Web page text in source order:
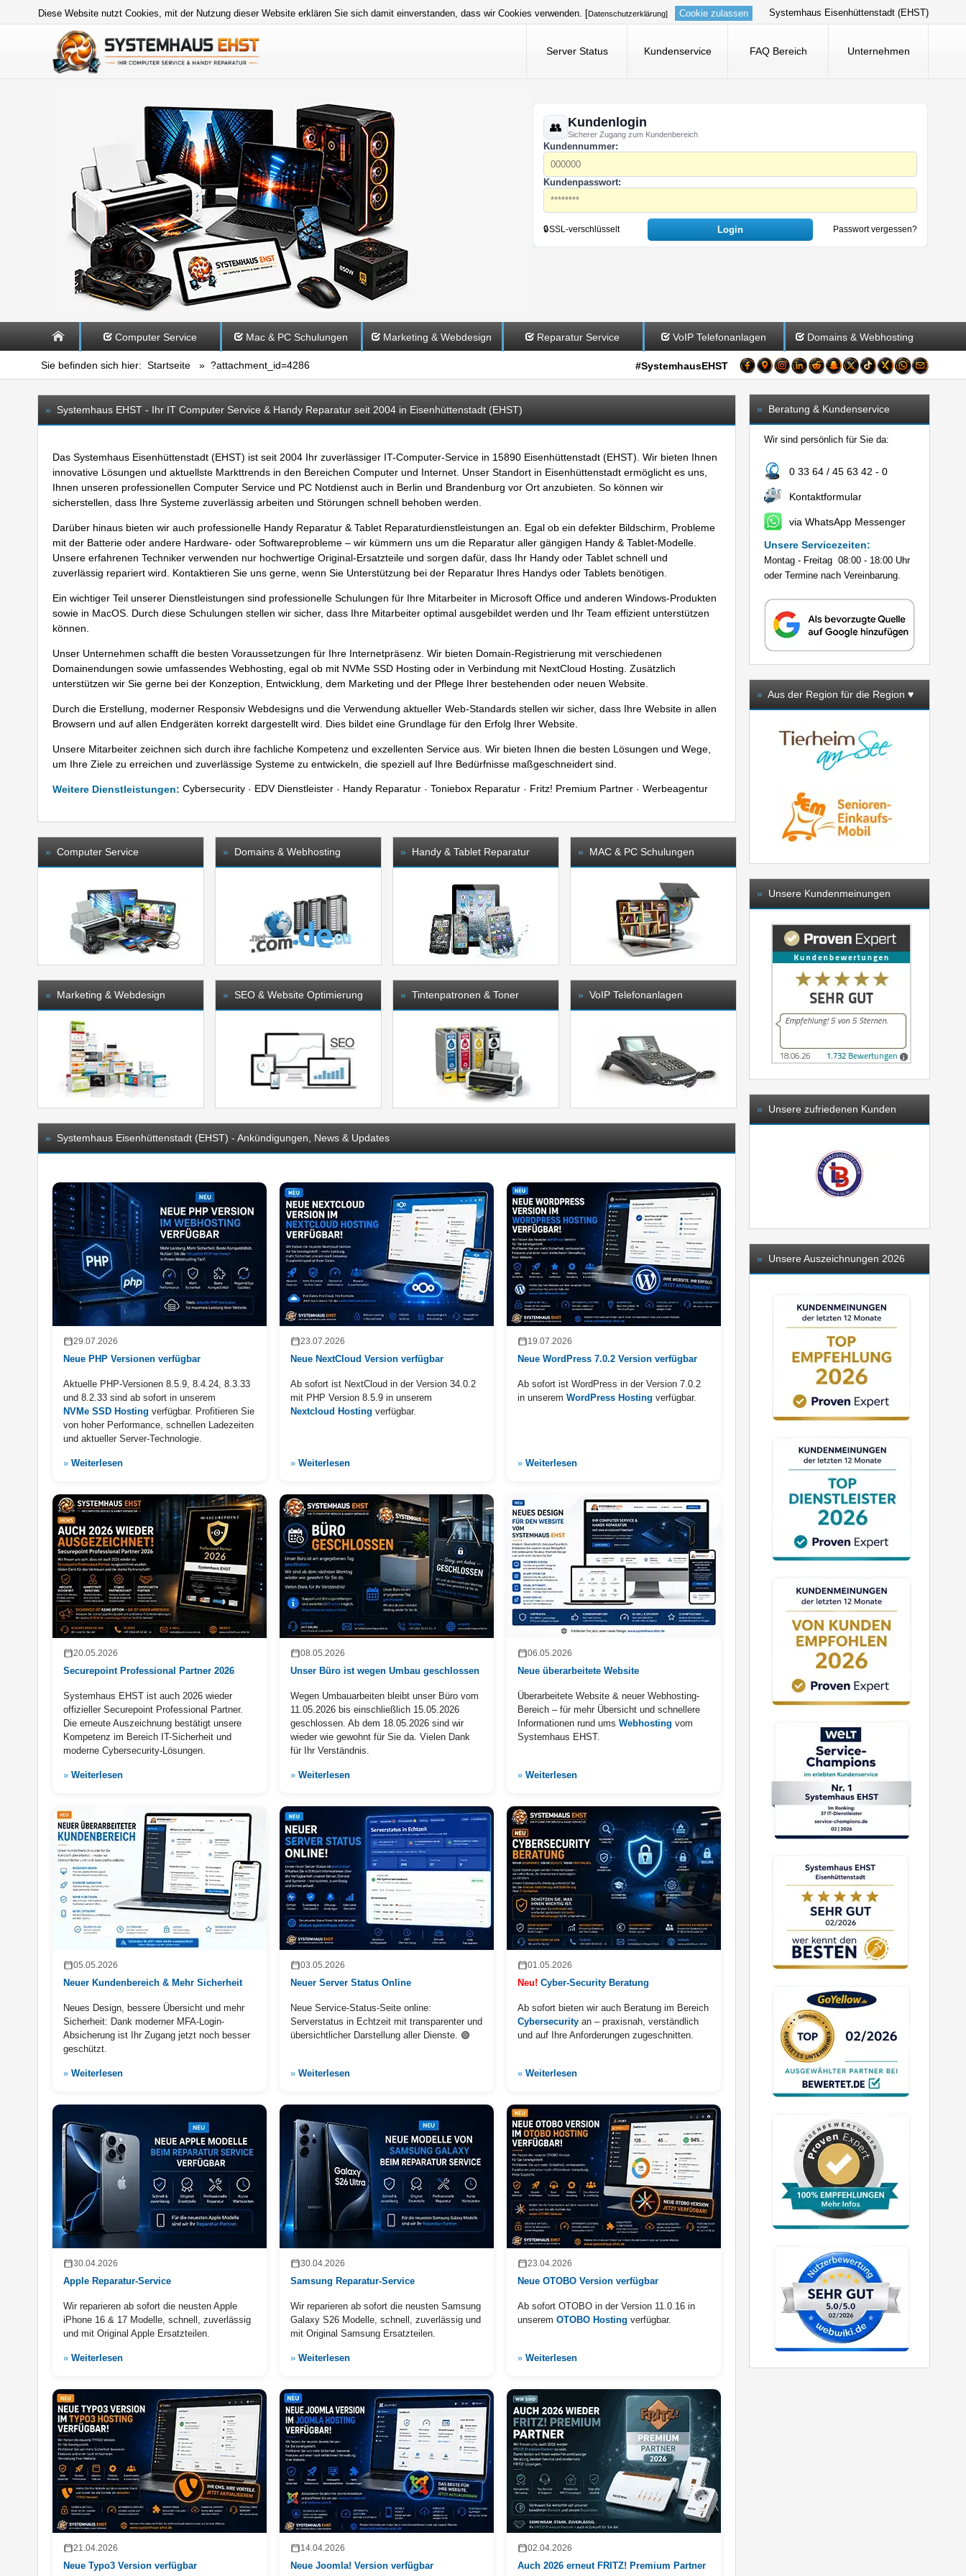
Systemhaus Eisenhüttenstadt (EHST)
Diese Website nutzt Cookies, mit der Nutzung dieser Website erklären Sie sich damit einverstanden, dass wir Cookies verwenden. [ Datenschutzerklärung] Cookie zulassen
Server Status Kundenservice FAQ Bereich Unternehmen
Kundenlogin
Sicherer Zugang zum Kundenbereich
Kundennummer:
Kundenpasswort:
🔒SSL-verschlüsselt Passwort vergessen?
Computer Service Mac & PC Schulungen Marketing & Webdesign Reparatur Service VoIP Telefonanlagen Domains & Webhosting
Sie befinden sich hier: Startseite » ?attachment_id=4286 #SystemhausEHST
» Systemhaus EHST - Ihr IT Computer Service & Handy Reparatur seit 2004 in Eisenhüttenstadt (EHST)
Das Systemhaus Eisenhüttenstadt (EHST) ist seit 2004 Ihr zuverlässiger IT-Computer-Service in 15890 Eisenhüttenstadt (EHST) . Wir bieten Ihnen
innovative Lösungen und aktuellste Markttrends in den Bereichen Computer und Internet. Unser Standort in Eisenhüttenstadt ermöglicht es uns,
Ihnen unseren professionellen Computer Service und PC Notdienst auch in Berlin und Brandenburg vor Ort anzubieten. So können wir
sicherstellen, dass Ihre Systeme zuverlässig arbeiten und Störungen schnell behoben werden.
Darüber hinaus bieten wir auch professionelle Handy Reparatur & Tablet Reparaturdienstleistungen an. Egal ob ein defekter Bildschirm, Probleme
mit der Batterie oder andere Hardware- oder Softwareprobleme – wir kümmern uns um die Reparatur aller gängigen Handy & Tablet-Modelle.
Unsere erfahrenen Techniker verwenden nur hochwertige Original-Ersatzteile und sorgen dafür, dass Ihr Handy oder Tablet schnell und
zuverlässig repariert wird. Kontaktieren Sie uns gerne, wenn Sie Unterstützung bei der Reparatur Ihres Handys oder Tablets benötigen.
Ein wichtiger Teil unserer Dienstleistungen sind professionelle Schulungen für Ihre Mitarbeiter in Microsoft Office und anderen Windows-Produkten
sowie in MacOS . Durch diese Schulungen stellen wir sicher, dass Ihre Mitarbeiter optimal ausgebildet werden und Ihr Team effizient unterstützen
können.
Unser Unternehmen schafft die besten Voraussetzungen für Ihre Internetpräsenz . Wir bieten Domain-Registrierung mit verschiedenen
Domainendungen sowie umfassendes Webhosting , egal ob mit NVMe SSD Hosting oder in Verbindung mit NextCloud Hosting . Zusätzlich
unterstützen wir Sie gerne bei der Konzeption, Entwicklung, dem Marketing und der Pflege Ihrer bestehenden oder neuen Website.
Durch die Erstellung, moderner Responsiv Webdesigns und die Verwendung aktueller Web-Standards stellen wir sicher, dass Ihre Website in allen
Browsern und auf allen Endgeräten korrekt dargestellt wird. Dies bildet eine Grundlage für den Erfolg Ihrer Website.
Unsere Mitarbeiter zeichnen sich durch ihre fachliche Kompetenz und exzellenten Service aus. Wir bieten Ihnen die besten Lösungen und Wege,
um Ihre Ziele zu erreichen und zuverlässige Systeme zu entwickeln, die speziell auf Ihre Bedürfnisse maßgeschneidert sind.
Weitere Dienstleistungen: Cybersecurity · EDV Dienstleister · Handy Reparatur · Toniebox Reparatur · Fritz! Premium Partner · Werbeagentur
» Computer Service » Domains & Webhosting » Handy & Tablet Reparatur » MAC & PC Schulungen
» Marketing & Webdesign » SEO & Website Optimierung » Tintenpatronen & Toner » VoIP Telefonanlagen
» Systemhaus Eisenhüttenstadt (EHST) - Ankündigungen, News & Updates
29.07.2026
Neue PHP Versionen verfügbar
Aktuelle PHP-Versionen 8.5.9, 8.4.24, 8.3.33
und 8.2.33 sind ab sofort in unserem
NVMe SSD Hosting verfügbar. Profitieren Sie
von hoher Performance, schnellen Ladezeiten
und aktueller Server-Technologie.
» Weiterlesen
23.07.2026
Neue NextCloud Version verfügbar
Ab sofort ist NextCloud in der Version 34.0.2
mit PHP Version 8.5.9 in unserem
Nextcloud Hosting verfügbar.
» Weiterlesen
19.07.2026
Neue WordPress 7.0.2 Version verfügbar
Ab sofort ist WordPress in der Version 7.0.2
in unserem WordPress Hosting verfügbar.
» Weiterlesen
20.05.2026
Securepoint Professional Partner 2026
Systemhaus EHST ist auch 2026 wieder
offizieller Securepoint Professional Partner.
Die erneute Auszeichnung bestätigt unsere
Kompetenz im Bereich IT-Sicherheit und
moderne Cybersecurity-Lösungen.
» Weiterlesen
08.05.2026
Unser Büro ist wegen Umbau geschlossen
Wegen Umbauarbeiten bleibt unser Büro vom
11.05.2026 bis einschließlich 15.05.2026
geschlossen. Ab dem 18.05.2026 sind wir
wieder wie gewohnt für Sie da. Vielen Dank
für Ihr Verständnis.
» Weiterlesen
06.05.2026
Neue überarbeitete Website
Überarbeitete Website & neuer Webhosting-
Bereich – für mehr Übersicht und schnellere
Informationen rund ums Webhosting vom
Systemhaus EHST.
» Weiterlesen
05.05.2026
Neuer Kundenbereich & Mehr Sicherheit
Neues Design, bessere Übersicht und mehr
Sicherheit: Dank moderner MFA-Login-
Absicherung ist Ihr Zugang jetzt noch besser
geschützt.
» Weiterlesen
03.05.2026
Neuer Server Status Online
Neue Service-Status-Seite online:
Serverstatus in Echtzeit mit transparenter und
übersichtlicher Darstellung aller Dienste. 🟢
» Weiterlesen
01.05.2026
Neu! Cyber-Security Beratung
Ab sofort bieten wir auch Beratung im Bereich
Cybersecurity an – praxisnah, verständlich
und auf Ihre Anforderungen zugeschnitten.
» Weiterlesen
30.04.2026
Apple Reparatur-Service
Wir reparieren ab sofort die neusten Apple
iPhone 16 & 17 Modelle, schnell, zuverlässig
und mit Original Apple Ersatzteilen.
» Weiterlesen
30.04.2026
Samsung Reparatur-Service
Wir reparieren ab sofort die neusten Samsung
Galaxy S26 Modelle, schnell, zuverlässig und
mit Original Samsung Ersatzteilen.
» Weiterlesen
23.04.2026
Neue OTOBO Version verfügbar
Ab sofort OTOBO in der Version 11.0.16 in
unserem OTOBO Hosting verfügbar.
» Weiterlesen
21.04.2026
Neue Typo3 Version verfügbar
14.04.2026
Neue Joomla! Version verfügbar
02.04.2026
Auch 2026 erneut FRITZ! Premium Partner
» Beratung & Kundenservice
Wir sind persönlich für Sie da:
0 33 64 / 45 63 42 - 0
Kontaktformular
via WhatsApp Messenger
Unsere Servicezeiten:
Montag - Freitag 08:00 - 18:00 Uhr
oder Termine nach Vereinbarung.
» Aus der Region für die Region ♥️
» Unsere Kundenmeinungen
» Unsere zufriedenen Kunden
» Unsere Auszeichnungen 2026